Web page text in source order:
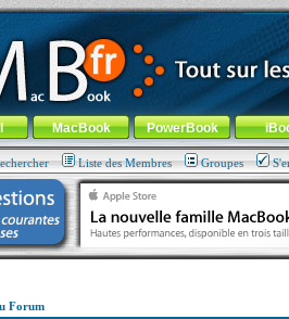
100% nomade !
au menu général-Aller au menu de
MacBook PowerBook
Liste des Membres Groupes
Forum